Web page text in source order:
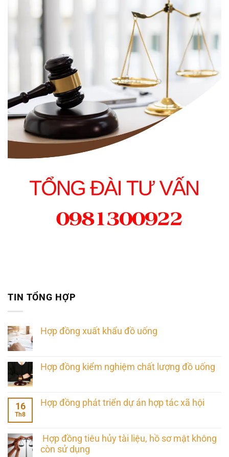
TIN TỔNG HỢP
Hợp đồng xuất khẩu đồ uống
Hợp đồng kiểm nghiệm chất lượng đồ uống
16
Th8
Hợp đồng phát triển dự án hợp tác xã hội
Hợp đồng tiêu hủy tài liệu, hồ sơ mật không
còn sử dụng